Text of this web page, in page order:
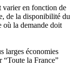
varier en fonction de
de la disponibilité du
où la demande doit
larges économies
“Toute la France”